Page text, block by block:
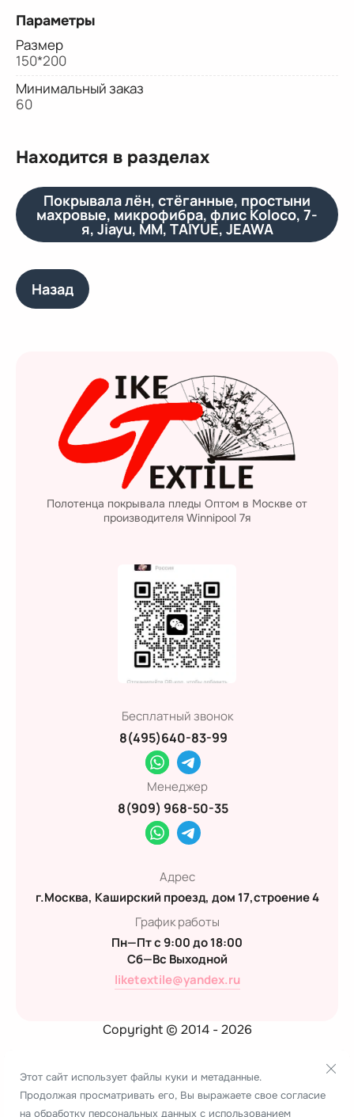
Параметры
Размер
150*200
Минимальный заказ
60
Находится в разделах
Покрывала лён, стёганные, простыни
махровые, микрофибра, флис Koloco, 7-
я, Jiayu, MM, TAIYUE, JEAWA
Назад
Полотенца покрывала пледы Оптом в Москве от
производителя Winnipool 7я
Бесплатный звонок
8(495)640-83-99
Менеджер
8(909) 968-50-35
Адрес
г.Москва, Каширский проезд, дом 17,строение 4
График работы
Пн—Пт с 9:00 до 18:00
Сб—Вс Выходной
liketextile@yandex.ru
Copyright © 2014 - 2026
Создание сайта:megagroup.ru
Этот сайт использует файлы куки и метаданные.
Продолжая просматривать его, Вы выражаете свое согласие
на обработку персональных данных с использованием